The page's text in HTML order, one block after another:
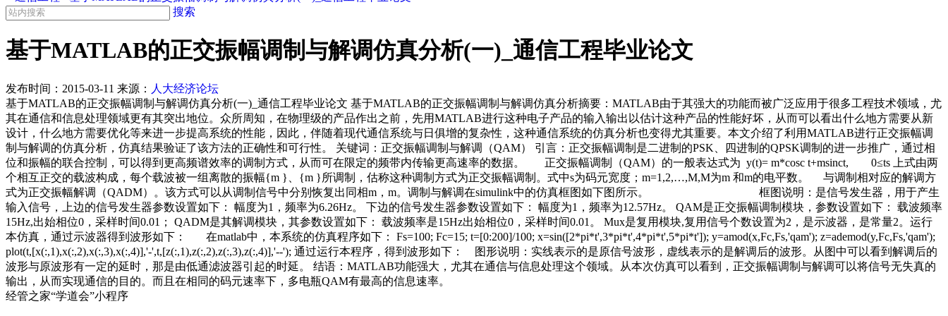
搜索
基于MATLAB的正交振幅调制与解调仿真分析(一)_通信工程毕业论文
发布时间： 2015-03-11 来源： 人大经济论坛
基于MATLAB的正交振幅调制与解调仿真分析(一)_通信工程毕业论文 基于MATLAB的正交振幅调制与解调仿真分析摘要：MATLAB由于其强大的功能而被广泛应用于很多工程技术领域，尤
其在通信和信息处理领域更有其突出地位。众所周知，在物理级的产品作出之前，先用MATLAB进行这种电子产品的输入输出以估计这种产品的性能好坏，从而可以看出什么地方需要从新
设计，什么地方需要优化等来进一步提高系统的性能，因此，伴随着现代通信系统与日俱增的复杂性，这种通信系统的仿真分析也变得尤其重要。本文介绍了利用MATLAB进行正交振幅调
制与解调的仿真分析，仿真结果验证了该方法的正确性和可行性。 关键词：正交振幅调制与解调（QAM） 引言：正交振幅调制是二进制的PSK、四进制的QPSK调制的进一步推广，通过相
位和振幅的联合控制，可以得到更高频谱效率的调制方式，从而可在限定的频带内传输更高速率的数据。 正交振幅调制（QAM）的一般表达式为 y(t)= m*cosc t+msinct, 0≤ts 上式由两
个相互正交的载波构成，每个载波被一组离散的振幅{m }、{m }所调制，估称这种调制方式为正交振幅调制。式中s为码元宽度；m=1,2,…,M,M为m 和m的电平数。 与调制相对应的解调方
式为正交振幅解调（QADM）。该方式可以从调制信号中分别恢复出同相m，m。调制与解调在simulink中的仿真框图如下图所示。 框图说明：是信号发生器，用于产生
输入信号，上边的信号发生器参数设置如下： 幅度为1，频率为6.26Hz。 下边的信号发生器参数设置如下： 幅度为1，频率为12.57Hz。 QAM是正交振幅调制模块，参数设置如下： 载波频率
15Hz,出始相位0，采样时间0.01； QADM是其解调模块，其参数设置如下： 载波频率是15Hz出始相位0，采样时间0.01。 Mux是复用模块,复用信号个数设置为2，是示波器，是常量2。运行
本仿真，通过示波器得到波形如下： 在matlab中，本系统的仿真程序如下： Fs=100; Fc=15; t=[0:200]/100; x=sin([2*pi*t',3*pi*t',4*pi*t',5*pi*t']); y=amod(x,Fc,Fs,'qam'); z=ademod(y,Fc,Fs,'qam');
plot(t,[x(:,1),x(:,2),x(:,3),x(:,4)],'-',t,[z(:,1),z(:,2),z(:,3),z(:,4)],'--'); 通过运行本程序，得到波形如下： 图形说明：实线表示的是原信号波形，虚线表示的是解调后的波形。从图中可以看到解调后的
波形与原波形有一定的延时，那是由低通滤波器引起的时延。 结语：MATLAB功能强大，尤其在通信与信息处理这个领域。从本次仿真可以看到，正交振幅调制与解调可以将信号无失真的
输出，从而实现通信的目的。而且在相同的码元速率下，多电瓶QAM有最高的信息速率。
经管之家“学道会”小程序